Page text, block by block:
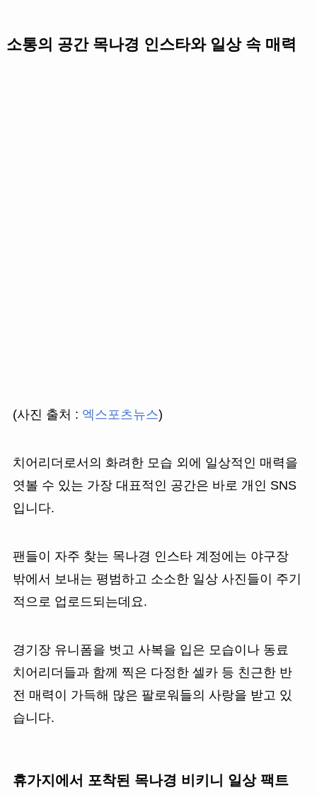
소통의 공간 목나경 인스타와 일상 속 매력
(사진 출처 : 엑스포츠뉴스)
치어리더로서의 화려한 모습 외에 일상적인 매력을
엿볼 수 있는 가장 대표적인 공간은 바로 개인 SNS
입니다.
팬들이 자주 찾는 목나경 인스타 계정에는 야구장
밖에서 보내는 평범하고 소소한 일상 사진들이 주기
적으로 업로드되는데요.
경기장 유니폼을 벗고 사복을 입은 모습이나 동료
치어리더들과 함께 찍은 다정한 셀카 등 친근한 반
전 매력이 가득해 많은 팔로워들의 사랑을 받고 있
습니다.
휴가지에서 포착된 목나경 비키니 일상 팩트